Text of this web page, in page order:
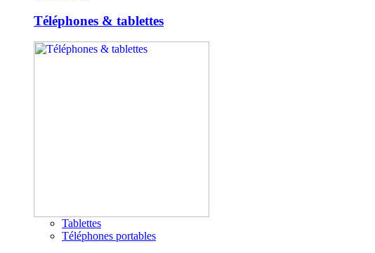
Téléphones & tablettes
Tablettes
Téléphones portables